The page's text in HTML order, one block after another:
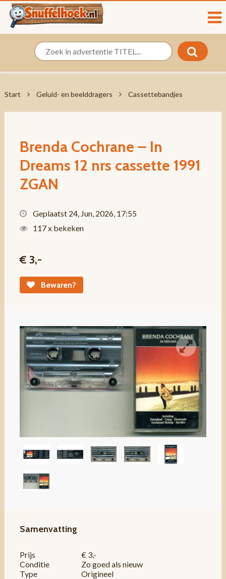
Start Geluid- en beelddragers Cassettebandjes
Brenda Cochrane – In
Dreams 12 nrs cassette 1991
ZGAN
Geplaatst 24, Jun, 2026, 17:55
117 x bekeken
€ 3,-
Bewaren?
Samenvatting
Prijs
€ 3,-
Conditie
Zo goed als nieuw
Type
Origineel